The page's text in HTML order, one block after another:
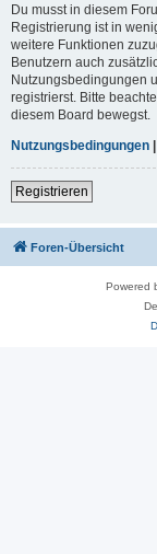
Du musst in diesem
Registrierung ist in
weitere Funktionen
Benutzern auch
Nutzungsbedingungen
registrierst. Bitte
diesem Board bewegst.
Nutzungsbedingungen |
Registrieren
Foren-Übersicht
Powered